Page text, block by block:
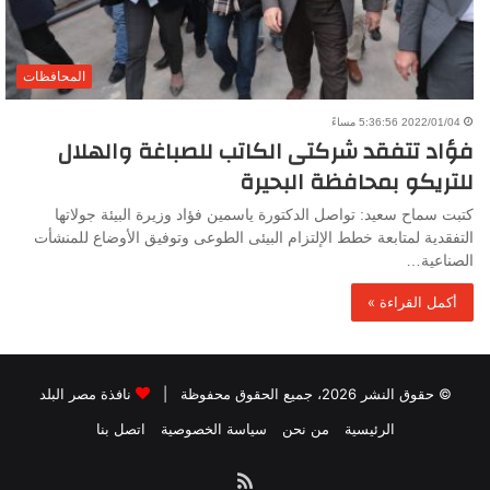
المحافظات
2022/01/04 5:36:56 مساءً
فؤاد تتفقد شركتى الكاتب للصباغة والهلال
للتريكو بمحافظة البحيرة
كتبت سماح سعيد: تواصل الدكتورة ياسمين فؤاد وزيرة البيئة جولاتها
التفقدية لمتابعة خطط الإلتزام البيئى الطوعى وتوفيق الأوضاع للمنشأت
الصناعية…
أكمل القراءة »
© حقوق النشر 2026، جميع الحقوق محفوظة |
نافذة مصر البلد
الرئيسية
من نحن سياسة الخصوصية اتصل بنا
ملخص